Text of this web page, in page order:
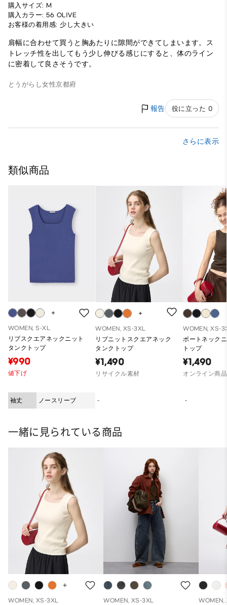
購入サイズ: M
購入カラー: 56 OLIVE
お客様の着用感: 少し大きい
肩幅に合わせて買うと胸あたりに隙間ができてしまいます。ス
トレッチ性を出してもう少し伸びる感じにすると、体のライン
に密着して良さそうです。
とうがらし女性京都府
報告 役に立った 0
さらに表示
類似商品
WOMEN, S-XL
リブスクエアネックニット
タンクトップ
¥990
値下げ
袖丈 ノースリーブ
WOMEN, XS-3XL
リブニットスクエアネック
タンクトップ
¥1,490
リサイクル素材
-
WOMEN, XS-
ボートネック
トップ
¥1,490
オンライン商品
-
一緒に見られている商品
WOMEN, XS-3XL WOMEN, XS-3XL WOMEN,